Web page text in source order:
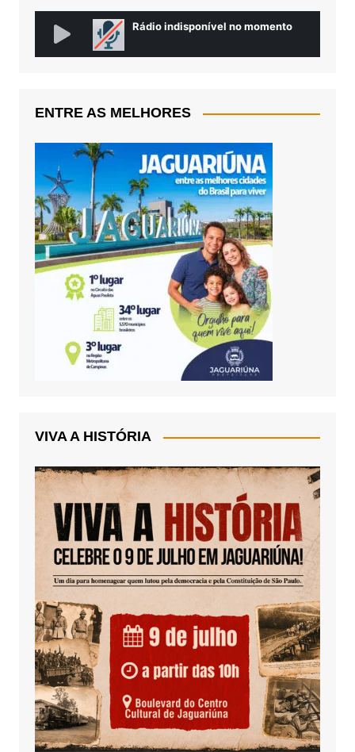
ENTRE AS MELHORES
VIVA A HISTÓRIA